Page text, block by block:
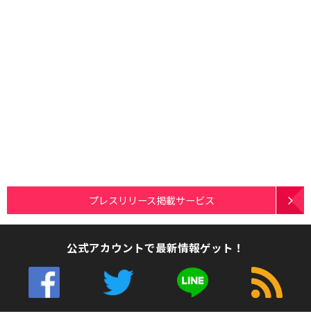
プレスリリース掲載サービス
公式アカウントで最新情報ゲット！